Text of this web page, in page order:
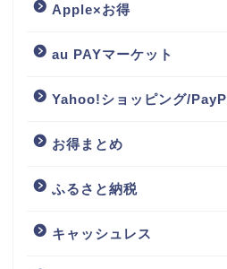
Apple×お得
au PAYマーケット
Yahoo!ショッピング/
お得まとめ
ふるさと納税
キャッシュレス